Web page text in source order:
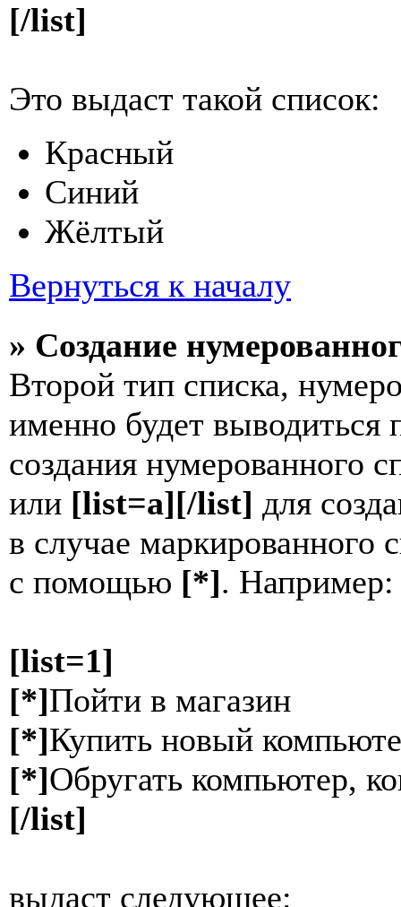
[/list]
Это выдаст такой список:
Красный
Синий
Жёлтый
Вернуться к началу
» Создание
Второй тип списка,
именно будет
создания нумерованного
или [list=a][/list] для
в случае маркированного
с помощью [*]. Например:
[list=1]
[*]Пойти в магазин
[*]Купить новый
[*]Обругать компьютер,
[/list]
выдаст следующее: